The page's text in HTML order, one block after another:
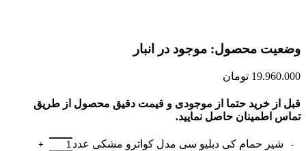
وضعیت محصول: موجود در انبار
19.960.000 تومان
قبل از خرید حتما از موجودی و قیمت دقیق محصول از طریق
تماس اطمینان حاصل نمایید.
شیر حمام کی دبلیو سی مدل کواترو مشکی عدد